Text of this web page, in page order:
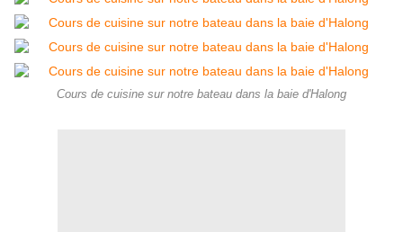
Cours de cuisine sur notre bateau dans la baie d'Halong